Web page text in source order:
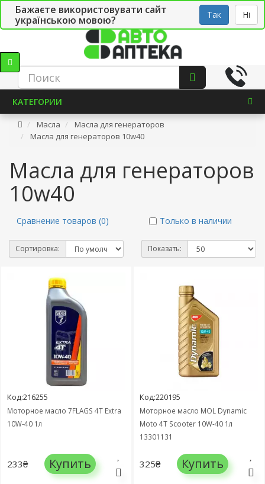
Бажаєте використовувати сайт
українською мовою?
Так Ні
СТО Укр
КАТЕГОРИИ
Масла
Масла для генераторов
Масла для генераторов 10w40
Масла для генераторов
10w40
Сравнение товаров (0) Только в наличии
Сортировка: Показать:
Код:216255
Моторное масло 7FLAGS 4Т Extra
10W-40 1л
233₴ Купить
Код:220195
Моторное масло MOL Dynamic
Moto 4T Scooter 10W-40 1л
13301131
325₴ Купить